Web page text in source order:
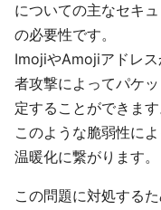
についての主なセキ
の必要性です。
ImojiやAmojiアドレ
者攻撃によってパケ
定することができます
このような脆弱性に
温暖化に繋がります。
この問題に対処する